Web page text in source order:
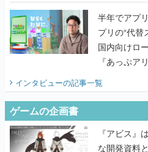
『あっぷア
てみた
インタビューの記事一覧
『アビス』
な開発資料
るRPG」
書】